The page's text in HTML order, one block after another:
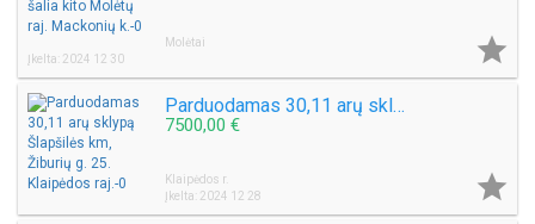
Molėtai
Įkelta: 2024 12 30

Parduodamas 30,11 arų sklypą Šlapšilės km, Žiburių g. 25. Klaipėdos raj.
7500,00 €
Klaipėdos r.
Įkelta: 2024 12 28
